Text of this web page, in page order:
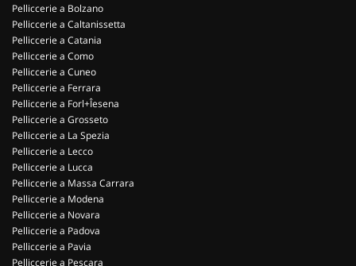
Pelliccerie a Bolzano
Pelliccerie a Caltanissetta
Pelliccerie a Catania
Pelliccerie a Como
Pelliccerie a Cuneo
Pelliccerie a Ferrara
Pelliccerie a Forl+Îesena
Pelliccerie a Grosseto
Pelliccerie a La Spezia
Pelliccerie a Lecco
Pelliccerie a Lucca
Pelliccerie a Massa Carrara
Pelliccerie a Modena
Pelliccerie a Novara
Pelliccerie a Padova
Pelliccerie a Pavia
Pelliccerie a Pescara